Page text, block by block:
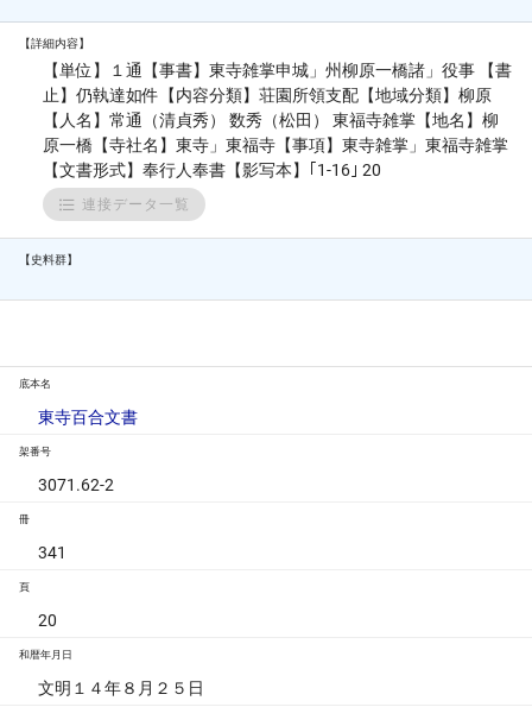
【詳細内容】
【単位】１通【事書】東寺雑掌申城」州柳原一橋諸」役事 【書
止】仍執達如件【内容分類】荘園所領支配【地域分類】柳原
【人名】常通（清貞秀） 数秀（松田） 東福寺雑掌【地名】柳
原一橋【寺社名】東寺」東福寺【事項】東寺雑掌」東福寺雑掌
【文書形式】奉行人奉書【影写本】｢1-16｣ 20
連接データ一覧
【史料群】
底本名
東寺百合文書
架番号
3071.62-2
冊
341
頁
20
和暦年月日
文明１４年８月２５日